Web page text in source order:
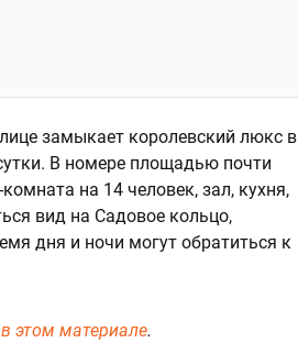
замыкает королевский люкс в
В номере площадью почти
на 14 человек, зал, кухня,
вид на Садовое кольцо,
дня и ночи могут обратиться к
в этом материале.